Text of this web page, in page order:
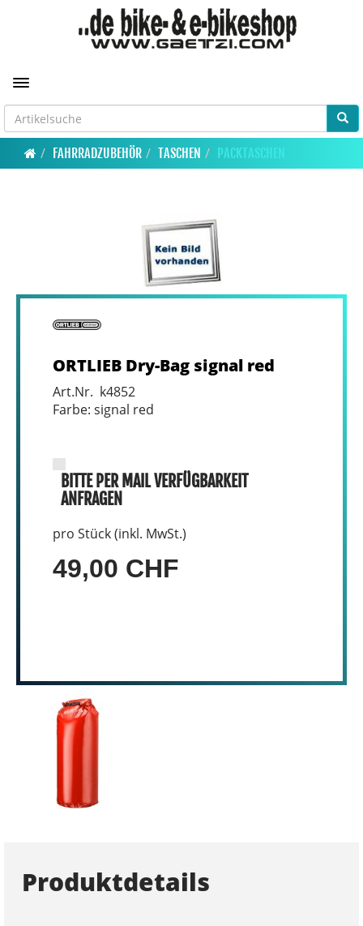
Toggle navigation
FAHRRADZUBEHÖR TASCHEN PACKTASCHEN
ORTLIEB Dry-Bag signal red
Art.Nr. k4852
Farbe: signal red
BITTE PER MAIL VERFÜGBARKEIT
ANFRAGEN
pro Stück (inkl. MwSt.)
49,00 CHF
Produktdetails